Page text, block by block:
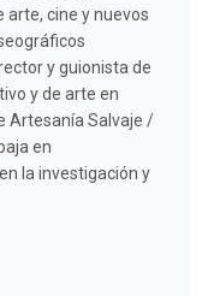
arte, cine y nuevos
y guionista de
y de arte en
Artesanía Salvaje /
en
la investigación y